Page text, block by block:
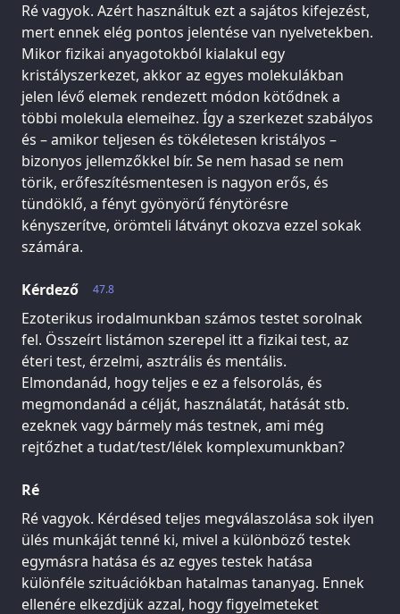
Ré vagyok. Azért használtuk ezt a sajátos kifejezést,
mert ennek elég pontos jelentése van nyelvetekben.
Mikor fizikai anyagotokból kialakul egy
kristályszerkezet, akkor az egyes molekulákban
jelen lévő elemek rendezett módon kötődnek a
többi molekula elemeihez. Így a szerkezet szabályos
és – amikor teljesen és tökéletesen kristályos –
bizonyos jellemzőkkel bír. Se nem hasad se nem
törik, erőfeszítésmentesen is nagyon erős, és
tündöklő, a fényt gyönyörű fénytörésre
kényszerítve, örömteli látványt okozva ezzel sokak
számára.
47.8
Kérdező
Ezoterikus irodalmunkban számos testet sorolnak
fel. Összeírt listámon szerepel itt a fizikai test, az
éteri test, érzelmi, asztrális és mentális.
Elmondanád, hogy teljes e ez a felsorolás, és
megmondanád a célját, használatát, hatását stb.
ezeknek vagy bármely más testnek, ami még
rejtőzhet a tudat/test/lélek komplexumunkban?
Ré
Ré vagyok. Kérdésed teljes megválaszolása sok ilyen
ülés munkáját tenné ki, mivel a különböző testek
egymásra hatása és az egyes testek hatása
különféle szituációkban hatalmas tananyag. Ennek
ellenére elkezdjük azzal, hogy figyelmeteket